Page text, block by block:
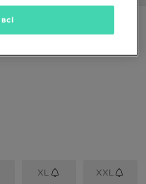
EMB SS CREW
XL XXL